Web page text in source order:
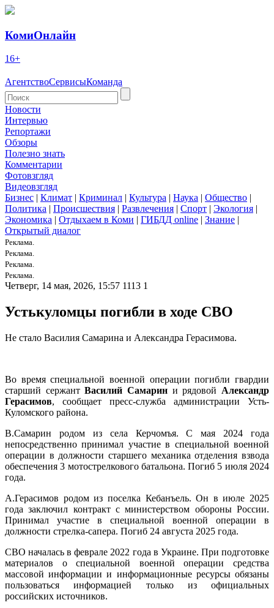
КомиОнлайн
16+
АгентствоСервисыКоманда
Новости
Интервью
Репортажи
Обзоры
Полезно знать
Комментарии
Фотовзгляд
Видеовзгляд
Бизнес | Климат | Криминал | Культура | Наука | Общество |
Политика | Происшествия | Развлечения | Спорт | Экология |
Экономика | Отдыхаем в Коми | ГИБДД online | Знание |
Открытый диалог
Реклама.
Реклама.
Реклама.
Реклама.
Четверг, 14 мая, 2026, 15:57 1113 1
Устькуломцы погибли в ходе СВО
Не стало Василия Самарина и Александра Герасимова.
Во время специальной военной операции погибли гвардии
старший сержантВасилий Самарин и рядовой Александр
Герасимов, сообщает пресс-служба администрации Усть-
Куломского района.
В.Самарин родом из села Керчомъя. С мая 2024 года
непосредственно принимал участие в специальной военной
операции в должности старшего механика отделения взвода
обеспечения 3 мотострелкового батальона. Погиб 5 июля 2024
года.
А.Герасимов родом из поселка Кебанъель. Он в июле 2025
года заключил контракт с министерством обороны России.
Принимал участие в специальной военной операции в
должности стрелка-сапера. Погиб 24 августа 2025 года.
СВО началась в феврале 2022 года в Украине. При подготовке
материалов о специальной военной операции средства
массовой информации и информационные ресурсы обязаны
пользоваться информацией только из официальных
российских источников.